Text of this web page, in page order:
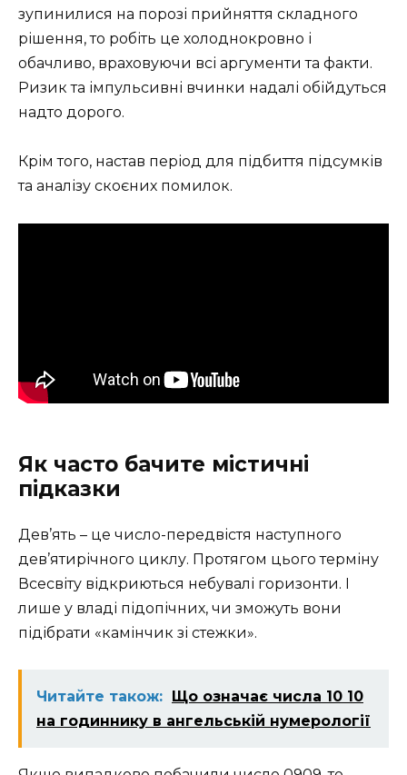
зупинилися на порозі прийняття складного
рішення, то робіть це холоднокровно і
обачливо, враховуючи всі аргументи та факти.
Ризик та імпульсивні вчинки надалі обійдуться
надто дорого.
Крім того, настав період для підбиття підсумків
та аналізу скоєних помилок.
Як часто бачите містичні
підказки
Дев’ять – це число-передвістя наступного
дев’ятирічного циклу. Протягом цього терміну
Всесвіту відкриються небувалі горизонти. І
лише у владі підопічних, чи зможуть вони
підібрати «камінчик зі стежки».
Читайте також: Що означає числа 10 10
на годиннику в ангельській нумерології